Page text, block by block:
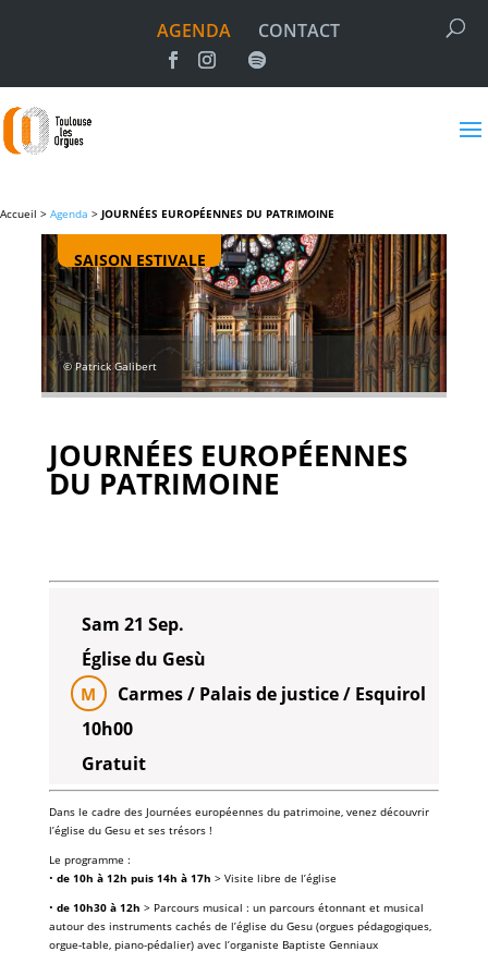
AGENDA CONTACT
Accueil > Agenda > JOURNÉES EUROPÉENNES DU PATRIMOINE
SAISON ESTIVALE
© Patrick Galibert
JOURNÉES EUROPÉENNES
DU PATRIMOINE
Sam 21 Sep.
Église du Gesù
M
Carmes / Palais de justice / Esquirol
10h00
Gratuit
Dans le cadre des Journées européennes du patrimoine, venez découvrir
l’église du Gesu et ses trésors !
Le programme :
• de 10h à 12h puis 14h à 17h > Visite libre de l’église
• de 10h30 à 12h > Parcours musical : un parcours étonnant et musical
autour des instruments cachés de l’église du Gesu (orgues pédagogiques,
orgue-table, piano-pédalier) avec l’organiste Baptiste Genniaux